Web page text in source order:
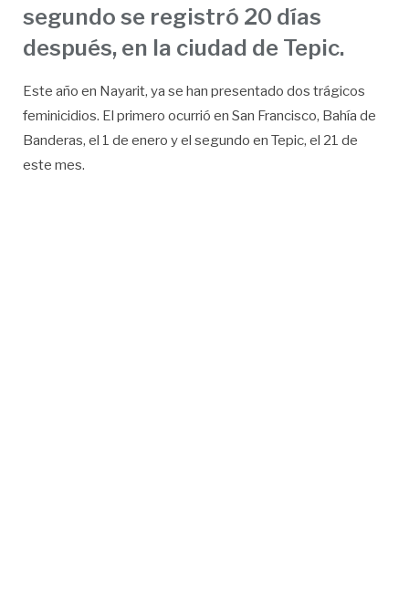
segundo se registró 20 días
después, en la ciudad de Tepic.
Este año en Nayarit, ya se han presentado dos trágicos
feminicidios. El primero ocurrió en San Francisco, Bahía de
Banderas, el 1 de enero y el segundo en Tepic, el 21 de
este mes.